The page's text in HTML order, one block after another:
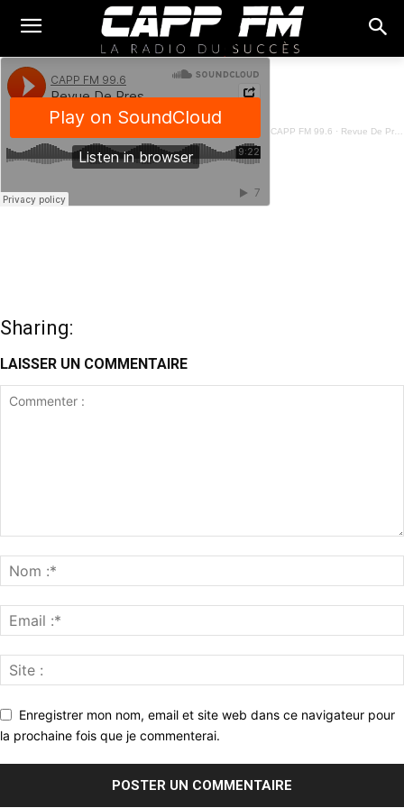
CAPP FM 99.6 · Revue De Presse Français - 11 Mai 2023
Sharing:
LAISSER UN COMMENTAIRE
Enregistrer mon nom, email et site web dans ce navigateur pour
la prochaine fois que je commenterai.